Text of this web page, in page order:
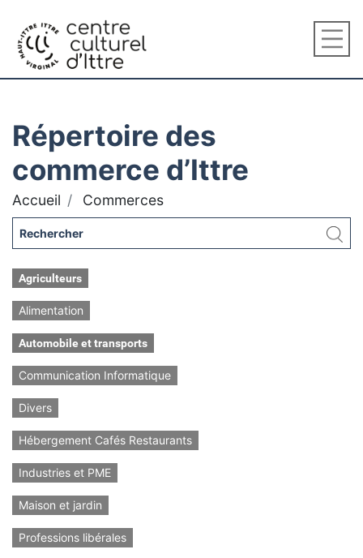
Répertoire des
commerce d’Ittre
Accueil Commerces
Agriculteurs
Alimentation
Automobile et transports
Communication Informatique
Divers
Hébergement Cafés Restaurants
Industries et PME
Maison et jardin
Professions libérales